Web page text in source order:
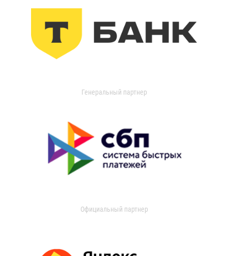
Генеральный партнер
Официальный партнер